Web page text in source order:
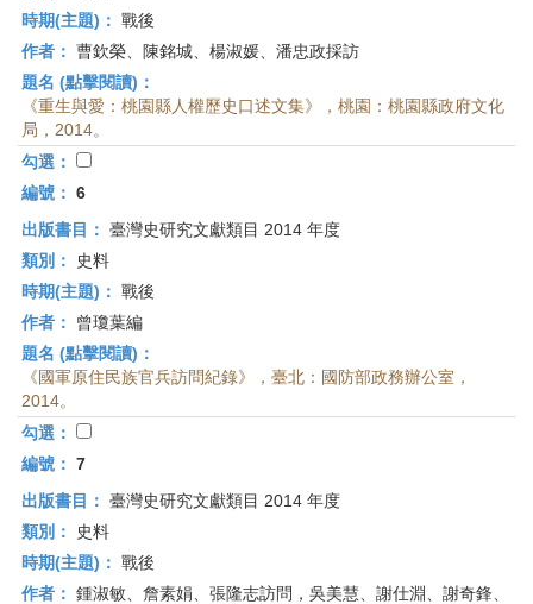
時期(主題)： 戰後
作者： 曹欽榮、陳銘城、楊淑媛、潘忠政採訪
題名 (點擊閱讀)：
《重生與愛：桃園縣人權歷史口述文集》，桃園：桃園縣政府文化
局，2014。
勾選：
編號： 6
出版書目： 臺灣史研究文獻類目 2014 年度
類別：
史料
時期(主題)： 戰後
作者：
曾瓊葉編
題名 (點擊閱讀)：
《國軍原住民族官兵訪問紀錄》，臺北：國防部政務辦公室，
2014。
勾選：
編號： 7
出版書目： 臺灣史研究文獻類目 2014 年度
類別：
史料
時期(主題)： 戰後
作者： 鍾淑敏、詹素娟、張隆志訪問，吳美慧、謝仕淵、謝奇鋒、